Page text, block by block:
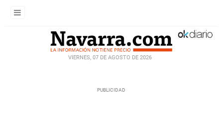
VIERNES, 07 DE AGOSTO DE 2026